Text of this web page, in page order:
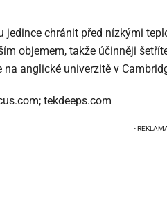
jedince chránit před nízkými
objemem, takže účinněji
na anglické univerzitě v
tekdeeps.com